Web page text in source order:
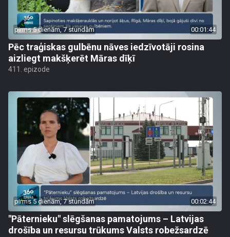
pirms 5 dienām, 7 stundām 00:01:44
Pēc traģiskas gulbēnu nāves iedzīvotāji rosina
aizliegt makšķerēt Māras dīķī
411. epizode
pirms 5 dienām, 7 stundām 00:02:44
"Pāternieku" slēgšanas pamatojums – Latvijas
drošība un resursu trūkums Valsts robežsardzē